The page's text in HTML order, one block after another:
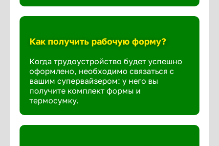
Как получить рабочую форму?
Когда трудоустройство будет успешно
оформлено, необходимо связаться с
вашим супервайзером: у него вы
получите комплект формы и
термосумку.